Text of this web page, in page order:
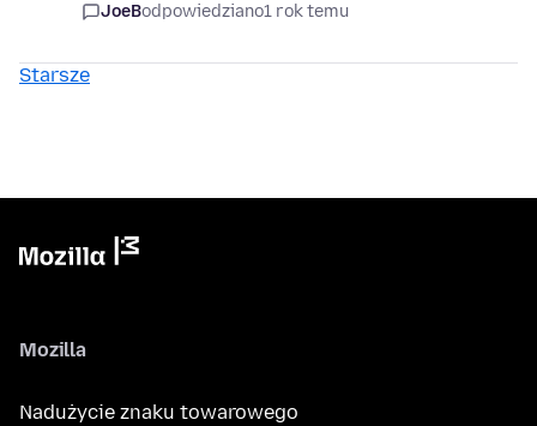
JoeBodpowiedziano1 rok temu
Starsze
Mozilla
Nadużycie znaku towarowego